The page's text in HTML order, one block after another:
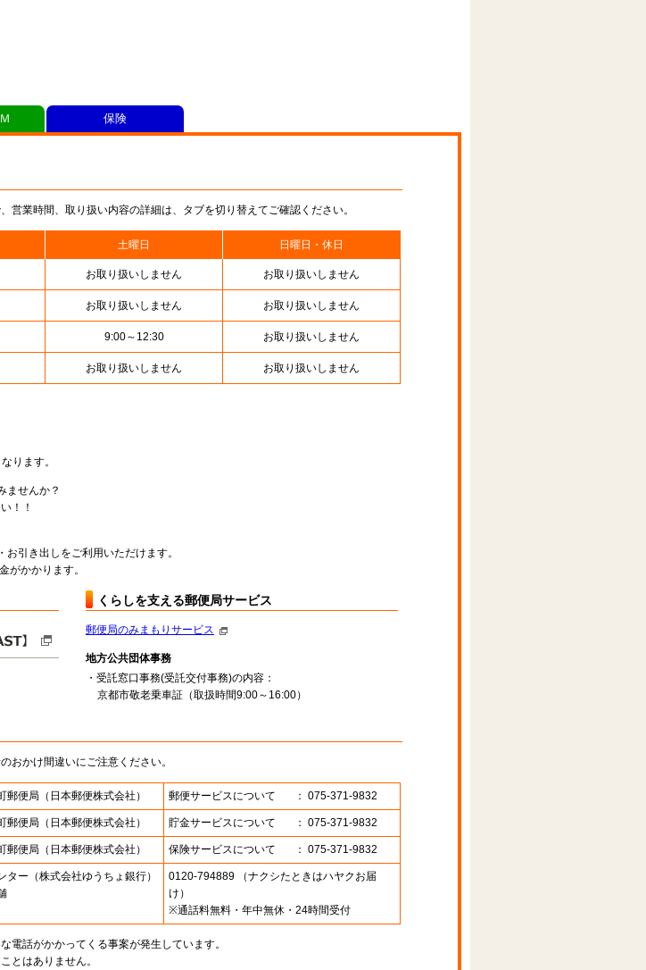
業時間、取り扱い内容の詳細は、タブを切り替えてご確認ください。
土曜日 日曜日・休日
お取り扱いしません お取り扱いしません
お取り扱いしません お取り扱いしません
9:00～12:30 お取り扱いしません
お取り扱いしません お取り扱いしません
ります。
ませんか？
！！
引き出しをご利用いただけます。
がかかります。
くらしを支える郵便局サービス
郵便局のみまもりサービス
地方公共団体事務
・受託窓口事務(受託交付事務)の内容：
京都市敬老乗車証（取扱時間9:00～16:00）
おかけ間違いにご注意ください。
郵便局 （日本郵便株式会社） 郵便サービスについて ： 075-371-9832
郵便局 （日本郵便株式会社） 貯金サービスについて ： 075-371-9832
郵便局 （日本郵便株式会社） 保険サービスについて ： 075-371-9832
ター （株式会社ゆうちょ銀行）
0120-794889 （ナクシたときはハヤクお届
け）
※通話料無料・年中無休・24時間受付
電話がかかってくる事案が発生しています。
とはありません。
保険